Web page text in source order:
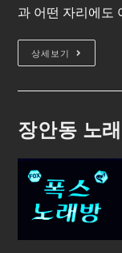
과 어떤 자리에도
상세보기
장안동 노